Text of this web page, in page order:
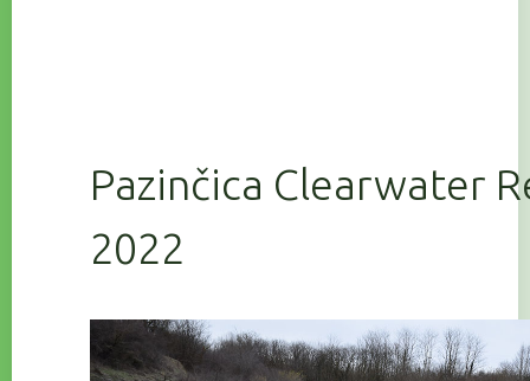
Pazinčica Clearwater
2022